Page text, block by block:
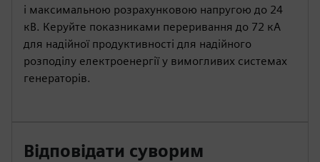
і максимальною розрахунковою напругою до 24
кВ. Керуйте показниками переривання до 72 кА
для надійної продуктивності для надійного
розподілу електроенергії у вимогливих системах
генераторів.
Відповідати суворим